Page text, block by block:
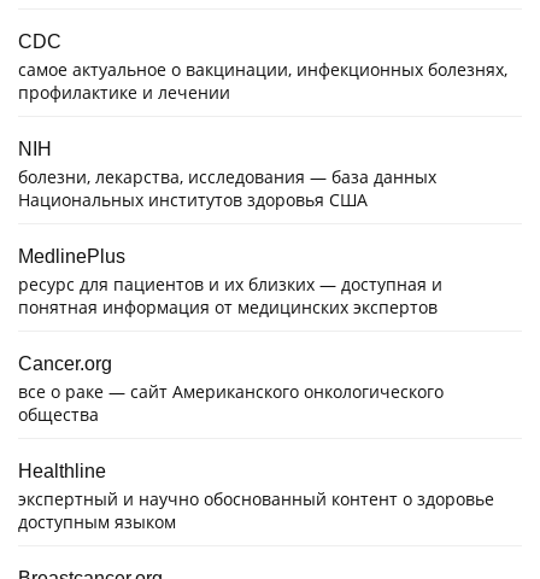
CDC
самое актуальное о вакцинации, инфекционных болезнях,
профилактике и лечении
NIH
болезни, лекарства, исследования — база данных
Национальных институтов здоровья США
MedlinePlus
ресурс для пациентов и их близких — доступная и
понятная информация от медицинских экспертов
Cancer.org
все о раке — сайт Американского онкологического
общества
Healthline
экспертный и научно обоснованный контент о здоровье
доступным языком